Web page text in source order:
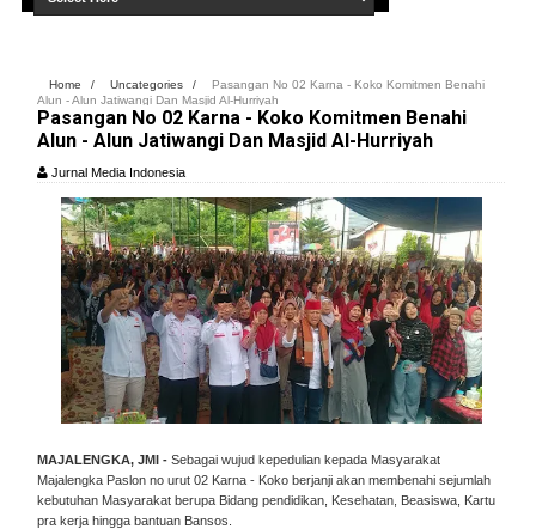
Home / Uncategories /
Pasangan No 02 Karna - Koko Komitmen Benahi
Alun - Alun Jatiwangi Dan Masjid Al-Hurriyah
Pasangan No 02 Karna - Koko Komitmen Benahi
Alun - Alun Jatiwangi Dan Masjid Al-Hurriyah
Jurnal Media Indonesia
MAJALENGKA, JMI - Sebagai wujud kepedulian kepada Masyarakat
Majalengka Paslon no urut 02 Karna - Koko berjanji akan membenahi sejumlah
kebutuhan Masyarakat berupa Bidang pendidikan, Kesehatan, Beasiswa, Kartu
pra kerja hingga bantuan Bansos.